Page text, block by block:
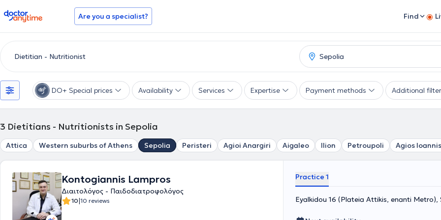
doctoranytime Are you a specialist? Find
DO+ Special prices Availability Services Expertise Payment methods Additional
3 Dietitians - Nutritionists in Sepolia
Attica Western suburbs of Athens Sepolia Peristeri Agioi Anargiri Aigaleo Ilion Petroupoli Agios
Kontogiannis Lampros
Διαιτολόγος - Παιδοδιατροφολόγος
10|10 reviews
Practice 1
Eyalkidou 16 (Plateia Attikis, enanti Metro),